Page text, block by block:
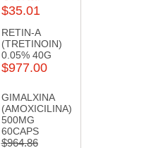
$35.01
RETIN-A
(TRETINOIN)
0.05% 40G
$977.00
GIMALXINA
(AMOXICILINA)
500MG
60CAPS
$964.86